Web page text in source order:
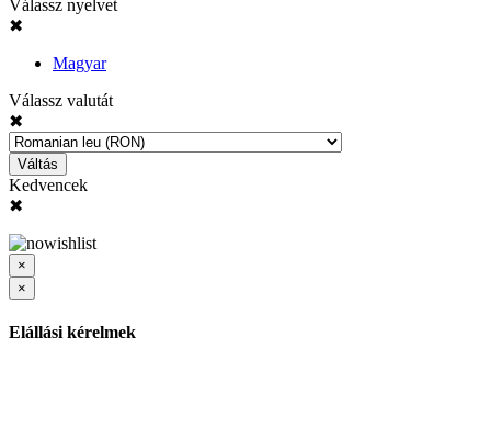
Válassz nyelvet
✖
Magyar
Válassz valutát
✖
Váltás
Kedvencek
✖
×
×
Elállási kérelmek